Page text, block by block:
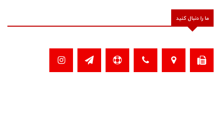
ما را دنبال کنید